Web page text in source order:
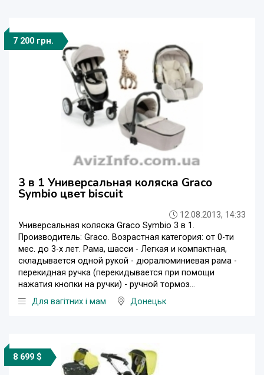
7 200 грн.
3 в 1 Универсальная коляска Graco
Symbio цвет biscuit
12.08.2013, 14:33
Универсальная коляска Graco Symbio 3 в 1.
Производитель: Graco. Возрастная категория: от 0-ти
мес. до 3-х лет. Рама, шасси - Легкая и компактная,
складывается одной рукой - дюралюминиевая рама -
перекидная ручка (перекидывается при помощи
нажатия кнопки на ручки) - ручной тормоз...
Для вагітних і мам
Донецьк
8 699 $